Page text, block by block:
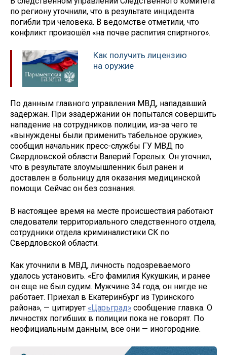
по региону уточнили, что в результате инцидента
погибли три человека. В ведомстве отметили, что
конфликт произошёл «на почве распития спиртного».
Как получить лицензию
на оружие
По данным главного управления МВД, нападавший
задержан. При эзадержании он попытался совершить
нападение на сотрудников полиции, из-за чего те
«вынуждены были применить табельное оружие»,
сообщил начальник пресс-службы ГУ МВД по
Свердловской области Валерий Горелых. Он уточнил,
что в результате злоумышленник был ранен и
доставлен в больницу для оказания медицинской
помощи. Сейчас он без сознания.
В настоящее время на месте происшествия работают
следователи территориального следственного отдела,
сотрудники отдела криминалистики СК по
Свердловской области.
Как уточнили в МВД, личность подозреваемого
удалось установить. «Его фамилия Кукушкин, и ранее
он еще не был судим. Мужчине 34 года, он нигде не
работает. Приехал в Екатеринбург из Туринского
района», — цитирует «Царьград» сообщение главка. О
личностях погибших в полиции пока не говорят. По
неофициальным данным, все они — иногородние.